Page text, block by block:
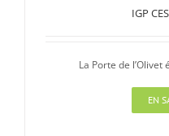
IGP
La Porte de
EN